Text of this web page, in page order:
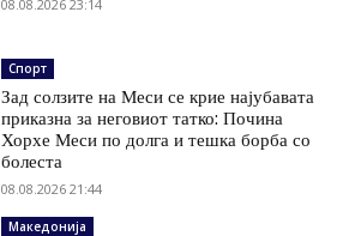
08.08.2026 23:14
Спорт
Зад солзите на Меси се крие најубавата
приказна за неговиот татко: Почина
Хорхе Меси по долга и тешка борба со
болеста
08.08.2026 21:44
Македонија